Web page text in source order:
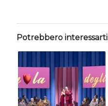
Potrebbero interessarti